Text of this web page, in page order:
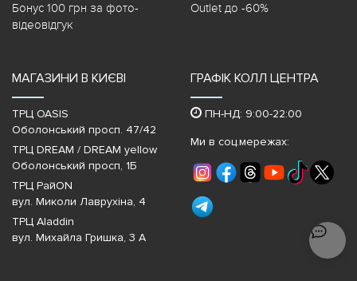
Бонус 100 грн за фото-
відеовідгук
Outlet до -60%
МАГАЗИНИ В КИЄВІ
ТРЦ OASIS
Оболонський просп. 47/42
ТРЦ DREAM / DREAM yellow
Оболонський просп, 1Б
ТРЦ РайON
вул. Миколи Лаврухіна, 4
ТРЦ Aladdin
вул. Михайла Гришка, 3 А
ГРАФІК КОЛЛ ЦЕНТРА
ПН-НД: 9:00-22:00
Ми в соц.мережах: